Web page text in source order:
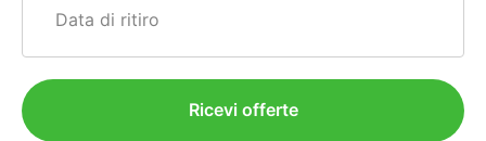
Data di ritiro
Ricevi offerte